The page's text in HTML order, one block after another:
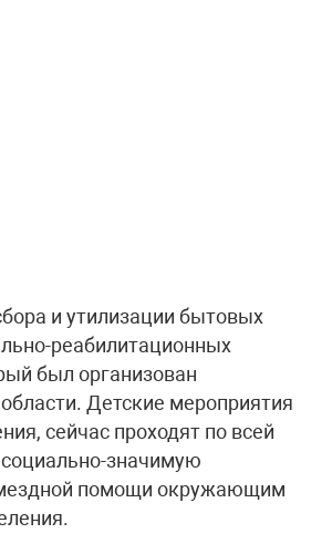
и утилизации бытовых
реабилитационных
был организован
Детские мероприятия
сейчас проходят по всей
значимую
помощи окружающим